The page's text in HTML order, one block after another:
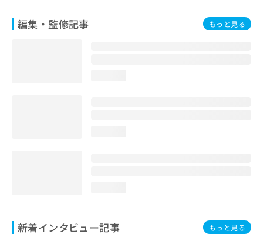
編集・監修記事 もっと見る
新着インタビュー記事 もっと見る